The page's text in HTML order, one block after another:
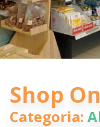
Shop
Categoria: